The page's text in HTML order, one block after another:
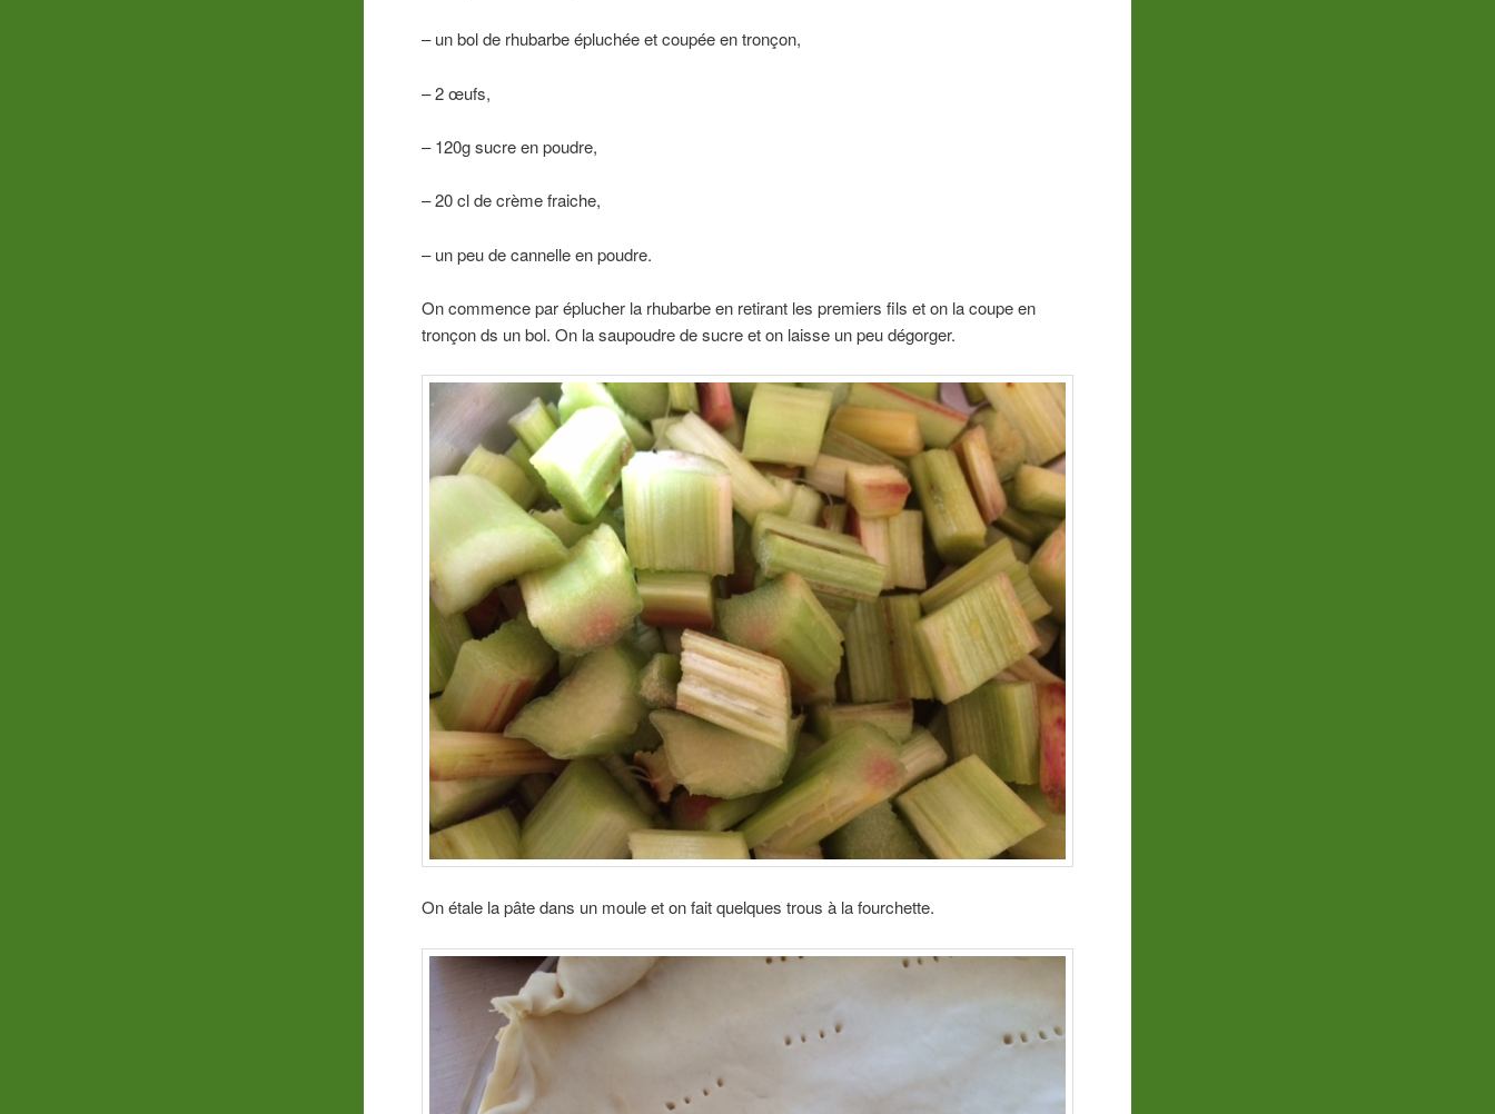
– un bol de rhubarbe épluchée et coupée en tronçon,
– 2 œufs,
– 120g sucre en poudre,
– 20 cl de crème fraiche,
– un peu de cannelle en poudre.
On commence par éplucher la rhubarbe en retirant les premiers fils et on la coupe en
tronçon ds un bol. On la saupoudre de sucre et on laisse un peu dégorger.
On étale la pâte dans un moule et on fait quelques trous à la fourchette.